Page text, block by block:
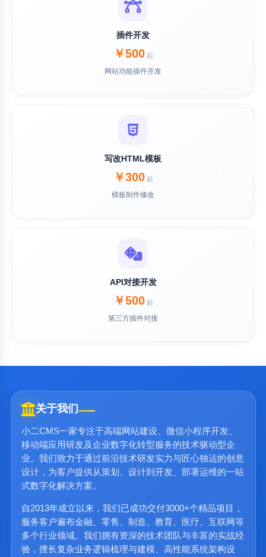
插件开发
￥500 起
网站功能插件开发
写改HTML模板
￥300 起
模板制作修改
API对接开发
￥500 起
第三方插件对接
关于我们
小二CMS一家专注于高端网站建设、微信小程序开发、
移动端应用研发及企业数字化转型服务的技术驱动型企
业。我们致力于通过前沿技术研发实力与匠心独运的创意
设计，为客户提供从策划、设计到开发、部署运维的一站
式数字化解决方案。
自2013年成立以来，我们已成功交付3000+个精品项目，
服务客户遍布金融、零售、制造、教育、医疗、互联网等
多个行业领域。我们拥有资深的技术团队与丰富的实战经
验，擅长复杂业务逻辑梳理与建模、高性能系统架构设